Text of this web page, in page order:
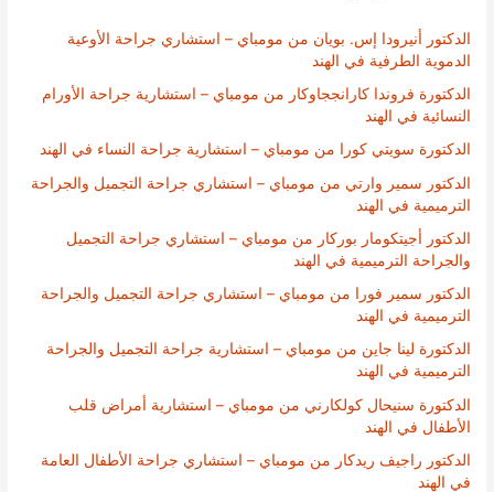
الدكتور أنيرودا إس. بويان من مومباي – استشاري جراحة الأوعية
الدموية الطرفية في الهند
الدكتورة فروندا كارانججاوكار من مومباي – استشارية جراحة الأورام
النسائية في الهند
الدكتورة سويتي كورا من مومباي – استشارية جراحة النساء في الهند
الدكتور سمير وارتي من مومباي – استشاري جراحة التجميل والجراحة
الترميمية في الهند
الدكتور أجيتكومار بوركار من مومباي – استشاري جراحة التجميل
والجراحة الترميمية في الهند
الدكتور سمير فورا من مومباي – استشاري جراحة التجميل والجراحة
الترميمية في الهند
الدكتورة لينا جاين من مومباي – استشارية جراحة التجميل والجراحة
الترميمية في الهند
الدكتورة سنيحال كولكارني من مومباي – استشارية أمراض قلب
الأطفال في الهند
الدكتور راجيف ريدكار من مومباي – استشاري جراحة الأطفال العامة
في الهند